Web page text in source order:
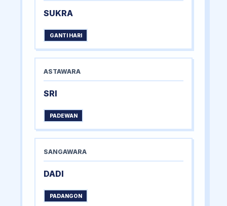
SUKRA
GANTI HARI
ASTAWARA
SRI
PADEWAN
SANGAWARA
DADI
PADANGON